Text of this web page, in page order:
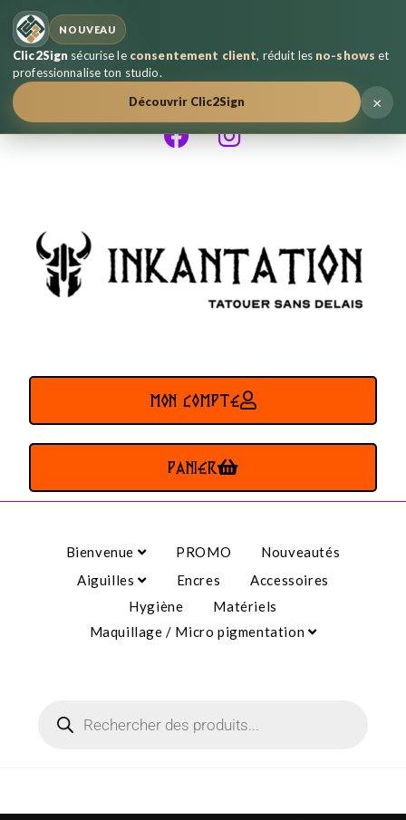
NOUVEAU
Clic2Sign sécurise le consentement client, réduit les no-shows et
professionnalise ton studio.
Découvrir Clic2Sign
×
MON COMPTE
PANIER
Bienvenue PROMO
Nouveautés
Aiguilles
Encres
Accessoires
Hygiène
Matériels
Maquillage / Micro pigmentation